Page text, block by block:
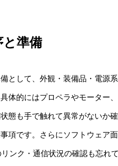
と準備
として、外観・装備品・電源
体的にはプロペラやモーター
態も手で触れて異常がないか
項です。さらにソフトウェア
ンク・通信状況の確認も忘れ